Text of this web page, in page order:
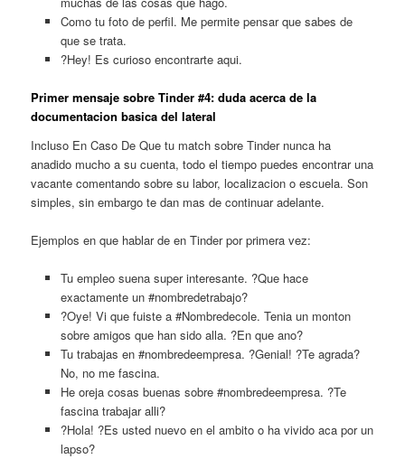
Como tu foto de perfil. Me permite pensar que sabes de
que se trata.
?Hey! Es curioso encontrarte aqui.
Primer mensaje sobre Tinder #4: duda acerca de la
documentacion basica del lateral
Incluso En Caso De Que tu match sobre Tinder nunca ha
anadido mucho a su cuenta, todo el tiempo puedes encontrar una
vacante comentando sobre su labor, localizacion o escuela. Son
simples, sin embargo te dan mas de continuar adelante.
Ejemplos en que hablar de en Tinder por primera vez:
Tu empleo suena super interesante. ?Que hace
exactamente un #nombredetrabajo?
?Oye! Vi que fuiste a #Nombredecole. Tenia un monton
sobre amigos que han sido alla. ?En que ano?
Tu trabajas en #nombredeempresa. ?Genial! ?Te agrada?
No, no me fascina.
He oreja cosas buenas sobre #nombredeempresa. ?Te
fascina trabajar alli?
?Hola! ?Es usted nuevo en el ambito o ha vivido aca por un
lapso?